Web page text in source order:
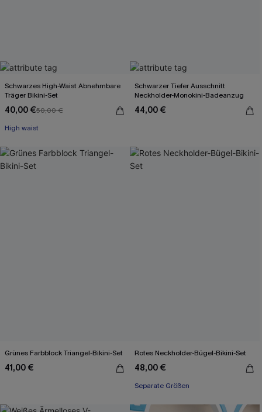
Schwarzes High-Waist Abnehmbare
Träger Bikini-Set
40,00 €50,00 €
High waist
Schwarzer Tiefer Ausschnitt
Neckholder-Monokini-Badeanzug
44,00 €
Grünes Farbblock Triangel-Bikini-Set
41,00 €
Rotes Neckholder-Bügel-Bikini-Set
48,00 €
Separate Größen